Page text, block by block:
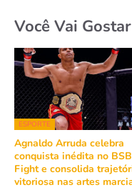
Você Vai Gostar
ESPORTE
Agnaldo Arruda celebra
conquista inédita no BSB
Fight e consolida
vitoriosa nas artes